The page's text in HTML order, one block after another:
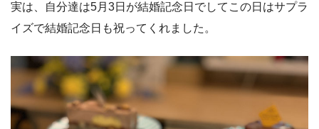
実は、自分達は5月3日が結婚記念日でしてこの日はサプラ
イズで結婚記念日も祝ってくれました。